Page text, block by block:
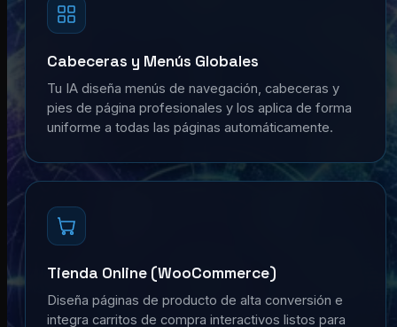
Cabeceras y Menús Globales
Tu IA diseña menús de navegación, cabeceras y
pies de página profesionales y los aplica de forma
uniforme a todas las páginas automáticamente.
Tienda Online (WooCommerce)
Diseña páginas de producto de alta conversión e
integra carritos de compra interactivos listos para